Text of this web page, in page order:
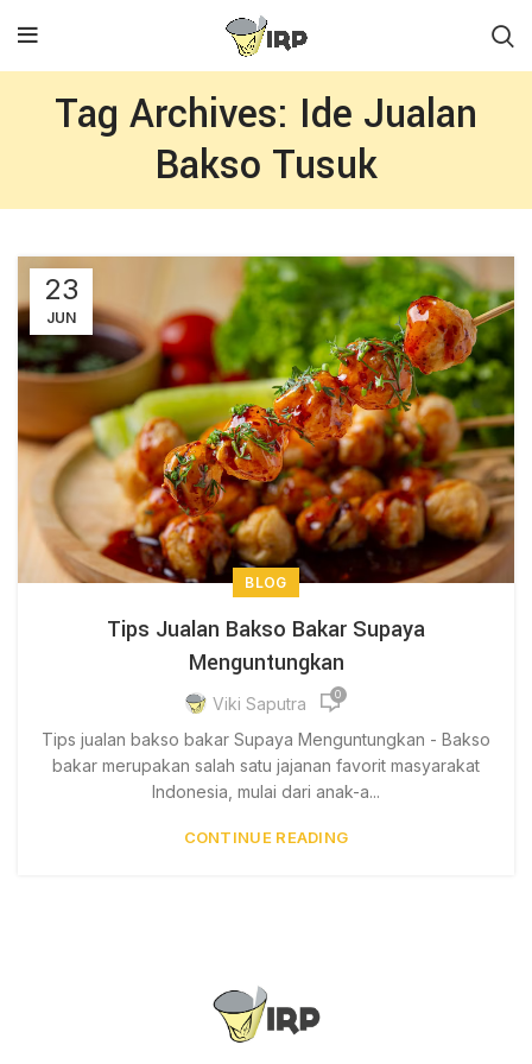
Tag Archives: Ide Jualan
Bakso Tusuk
23
JUN
BLOG
Tips Jualan Bakso Bakar Supaya
Menguntungkan
Viki Saputra 0
Tips jualan bakso bakar Supaya Menguntungkan - Bakso
bakar merupakan salah satu jajanan favorit masyarakat
Indonesia, mulai dari anak-a...
CONTINUE READING